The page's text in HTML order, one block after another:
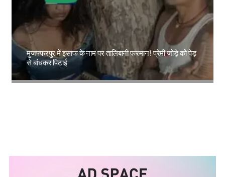
मुजफ्फरपुर में इंसाफ के नाम पर तालिबानी फरमान! प्रेमी जोड़े को पेड़
से बांधकर पिटाई
Amit Lekh